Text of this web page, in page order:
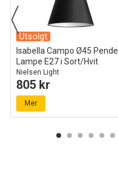
Utsolgt
Isabella Campo Ø45 Pendel
Lampe E27 i Sort/Hvit
Nielsen Light
805 kr
Mer